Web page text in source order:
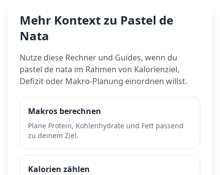
Mehr Kontext zu Pastel de
Nata
Nutze diese Rechner und Guides, wenn du
pastel de nata im Rahmen von Kalorienziel,
Defizit oder Makro-Planung einordnen willst.
Makros berechnen
Plane Protein, Kohlenhydrate und Fett passend
zu deinem Ziel.
Kalorien zählen